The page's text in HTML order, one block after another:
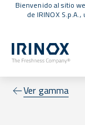
Bienvenido al sitio
de IRINOX
Ver gamma